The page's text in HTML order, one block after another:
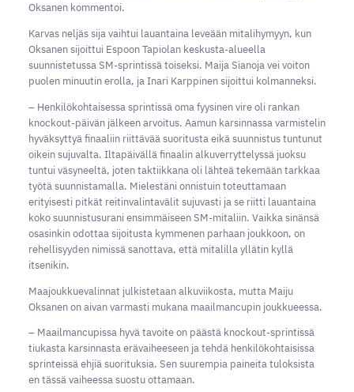
Oksanen kommentoi.
Karvas neljäs sija vaihtui lauantaina leveään mitalihymyyn, kun
Oksanen sijoittui Espoon Tapiolan keskusta-alueella
suunnistetussa SM-sprintissä toiseksi. Maija Sianoja vei voiton
puolen minuutin erolla, ja Inari Karppinen sijoittui kolmanneksi.
– Henkilökohtaisessa sprintissä oma fyysinen vire oli rankan
knockout-päivän jälkeen arvoitus. Aamun karsinnassa varmistelin
hyväksyttyä finaaliin riittävää suoritusta eikä suunnistus tuntunut
oikein sujuvalta. Iltapäivällä finaalin alkuverryttelyssä juoksu
tuntui väsyneeltä, joten taktiikkana oli lähteä tekemään tarkkaa
työtä suunnistamalla. Mielestäni onnistuin toteuttamaan
erityisesti pitkät reitinvalintavälit sujuvasti ja se riitti lauantaina
koko suunnistusurani ensimmäiseen SM-mitaliin. Vaikka sinänsä
osasinkin odottaa sijoitusta kymmenen parhaan joukkoon, on
rehellisyyden nimissä sanottava, että mitalilla yllätin kyllä
itsenikin.
Maajoukkuevalinnat julkistetaan alkuviikosta, mutta Maiju
Oksanen on aivan varmasti mukana maailmancupin joukkueessa.
– Maailmancupissa hyvä tavoite on päästä knockout-sprintissä
tiukasta karsinnasta erävaiheeseen ja tehdä henkilökohtaisissa
sprinteissä ehjiä suorituksia. Sen suurempia paineita tuloksista
en tässä vaiheessa suostu ottamaan.